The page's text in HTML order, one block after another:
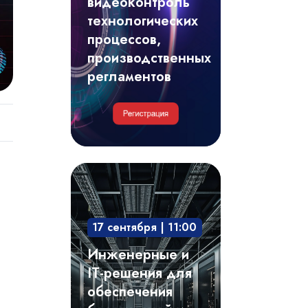
регламентов
технологических
процессов,
производственных
регламентов
Инженерные
и
IT-
решения
для
обеспечения
безотказной
17 сентября | 11:00
Инженерные и
IT-решения для
обеспечения